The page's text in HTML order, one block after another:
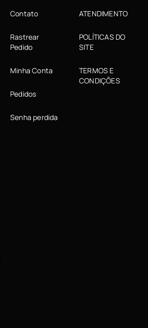
Contato
Rastrear
Pedido
Minha Conta
Pedidos
Senha perdida
ATENDIMENTO
POLÍTICAS DO
SITE
TERMOS E
CONDIÇÕES